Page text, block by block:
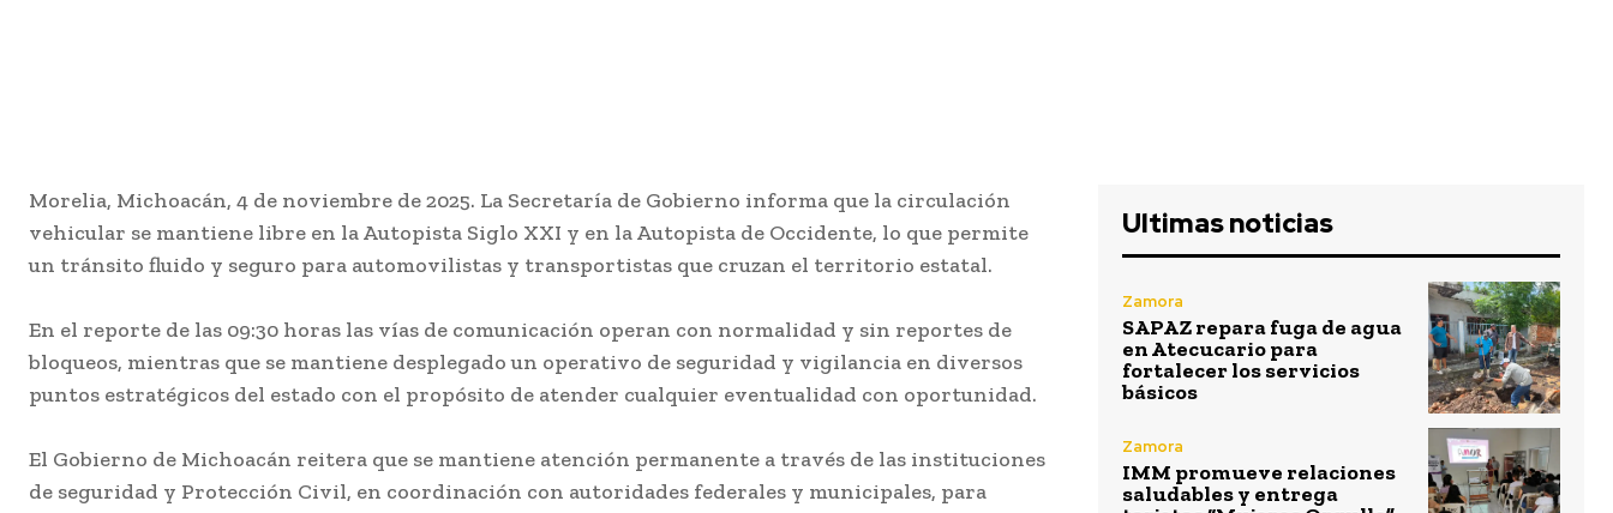
Morelia, Michoacán, 4 de noviembre de 2025. La Secretaría de Gobierno informa que la circulación
vehicular se mantiene libre en la Autopista Siglo XXI y en la Autopista de Occidente, lo que permite
un tránsito fluido y seguro para automovilistas y transportistas que cruzan el territorio estatal.
En el reporte de las 09:30 horas las vías de comunicación operan con normalidad y sin reportes de
bloqueos, mientras que se mantiene desplegado un operativo de seguridad y vigilancia en diversos
puntos estratégicos del estado con el propósito de atender cualquier eventualidad con oportunidad.
El Gobierno de Michoacán reitera que se mantiene atención permanente a través de las instituciones
de seguridad y Protección Civil, en coordinación con autoridades federales y municipales, para
Ultimas noticias
Zamora
SAPAZ repara fuga de agua
en Atecucario para
fortalecer los servicios
básicos
Zamora
IMM promueve relaciones
saludables y entrega